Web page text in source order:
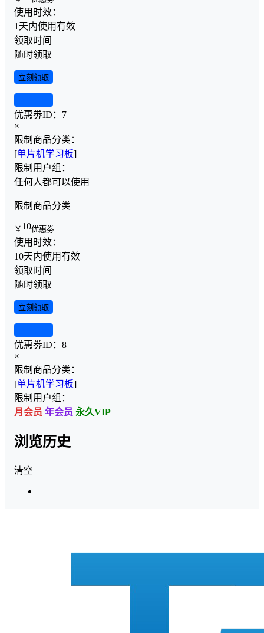
使用时效：
1天内使用有效
领取时间
随时领取
立刻领取
优惠劵ID： 7
×
限制商品分类：
[单片机学习板]
限制用户组：
任何人都可以使用
限制商品分类
￥ 10优惠劵
使用时效：
10天内使用有效
领取时间
随时领取
立刻领取
优惠劵ID： 8
×
限制商品分类：
[单片机学习板]
限制用户组：
月会员 年会员 永久VIP
浏览历史
清空